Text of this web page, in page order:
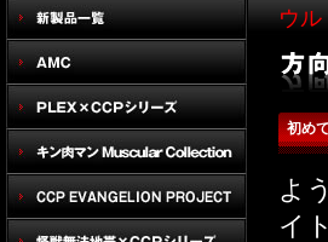
ウル
初め
よ
イ